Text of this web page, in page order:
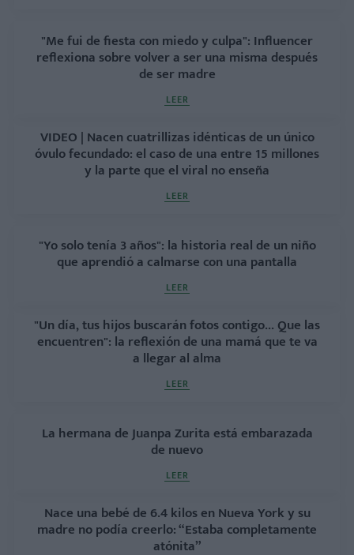
"Me fui de fiesta con miedo y culpa": Influencer
reflexiona sobre volver a ser una misma después
de ser madre
LEER
VIDEO | Nacen cuatrillizas idénticas de un único
óvulo fecundado: el caso de una entre 15 millones
y la parte que el viral no enseña
LEER
"Yo solo tenía 3 años": la historia real de un niño
que aprendió a calmarse con una pantalla
LEER
"Un día, tus hijos buscarán fotos contigo... Que las
encuentren": la reflexión de una mamá que te va
a llegar al alma
LEER
La hermana de Juanpa Zurita está embarazada
de nuevo
LEER
Nace una bebé de 6.4 kilos en Nueva York y su
madre no podía creerlo: “Estaba completamente
atónita”